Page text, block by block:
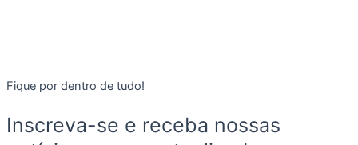
Fique por dentro de tudo!
Inscreva-se e receba nossas